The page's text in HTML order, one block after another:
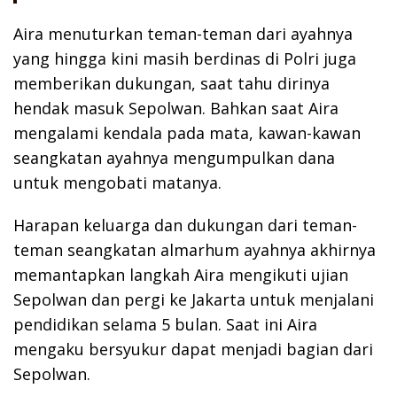
Aira menuturkan teman-teman dari ayahnya
yang hingga kini masih berdinas di Polri juga
memberikan dukungan, saat tahu dirinya
hendak masuk Sepolwan. Bahkan saat Aira
mengalami kendala pada mata, kawan-kawan
seangkatan ayahnya mengumpulkan dana
untuk mengobati matanya.
Harapan keluarga dan dukungan dari teman-
teman seangkatan almarhum ayahnya akhirnya
memantapkan langkah Aira mengikuti ujian
Sepolwan dan pergi ke Jakarta untuk menjalani
pendidikan selama 5 bulan. Saat ini Aira
mengaku bersyukur dapat menjadi bagian dari
Sepolwan.